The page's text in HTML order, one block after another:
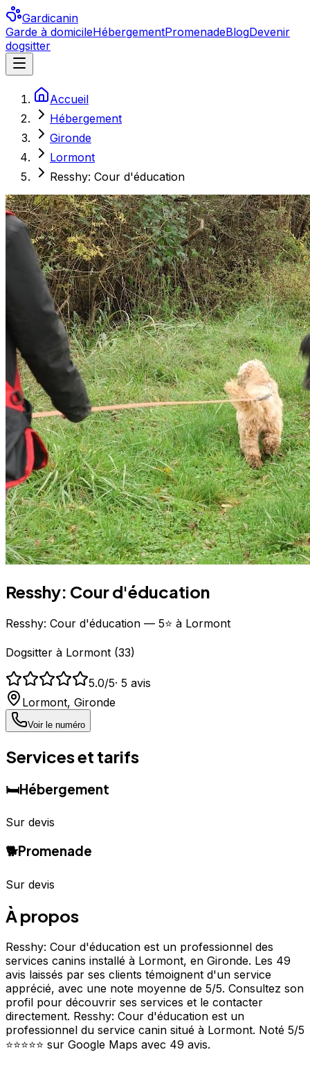
Gardicanin
Garde à domicileHébergementPromenadeBlogDevenir
dogsitter
Accueil
Hébergement
Gironde
Lormont
Resshy: Cour d'éducation
Resshy: Cour d'éducation
Resshy: Cour d'éducation — 5⭐ à Lormont
Dogsitter à Lormont (33)
5.0/5· 5 avis
Lormont, Gironde
Voir le numéro
Services et tarifs
🛏️Hébergement
Sur devis
🐕Promenade
Sur devis
À propos
Resshy: Cour d'éducation est un professionnel des
services canins installé à Lormont, en Gironde. Les 49
avis laissés par ses clients témoignent d'un service
apprécié, avec une note moyenne de 5/5. Consultez son
profil pour découvrir ses services et le contacter
directement. Resshy: Cour d'éducation est un
professionnel du service canin situé à Lormont. Noté 5/5
⭐⭐⭐⭐⭐ sur Google Maps avec 49 avis.